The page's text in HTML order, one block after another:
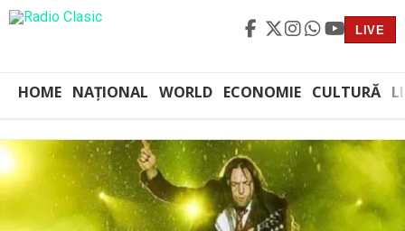
LIVE
HOME NAȚIONAL WORLD ECONOMIE CULTURĂ